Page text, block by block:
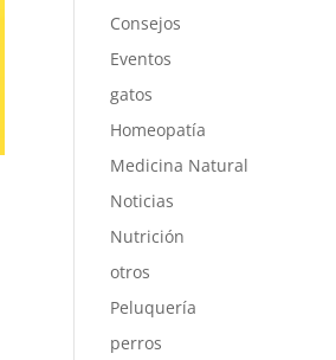
Consejos
Eventos
gatos
Homeopatía
Medicina Natural
Noticias
Nutrición
otros
Peluquería
perros